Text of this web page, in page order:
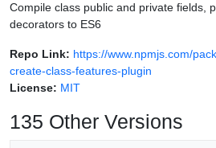
Compile class public and private fields,
decorators to ES6
Repo Link: https://www.npmjs.com/
create-class-features-plugin
License: MIT
135 Other Versions